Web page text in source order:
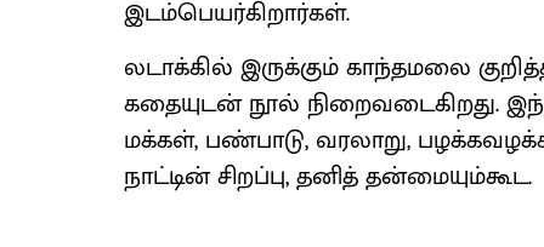
இடம்பெயர்கிறார்கள்.
லடாக்கில் இருக்கும் காந்தமலை
கதையுடன் நூல் நிறைவடைகிறது.
மக்கள், பண்பாடு, வரலாறு,
நாட்டின் சிறப்பு, தனித் தன்மையும்கூட.